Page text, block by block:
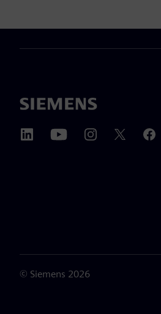
© Siemens 2026